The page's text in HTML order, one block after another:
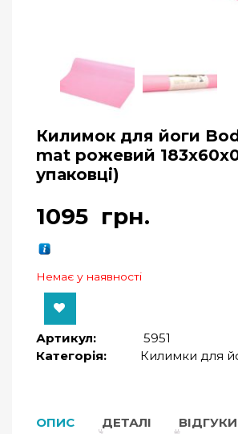
Килимок для йоги
mat рожевий
упаковці)
1095 грн.
Немає у наявності
Артикул:
5951
Категорія:
Килимки для
ОПИС ДЕТАЛІ